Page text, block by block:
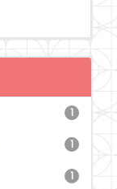
1
1
1